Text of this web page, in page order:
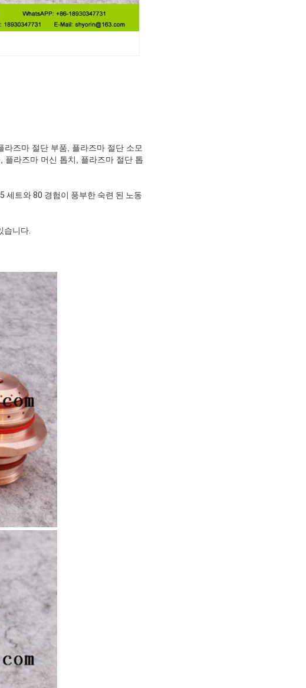
즈마 절단 부품, 플라즈마 절단 소모
플라즈마 머신 톱치, 플라즈마 절단 톱
세트와 80 경험이 풍부한 숙련 된 노동
습니다.